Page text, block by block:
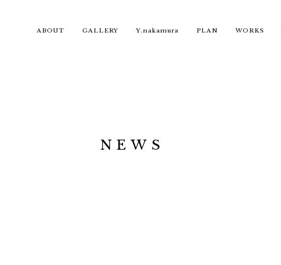
ABOUT GALLERY Y.nakamura PLAN WORKS
NEWS